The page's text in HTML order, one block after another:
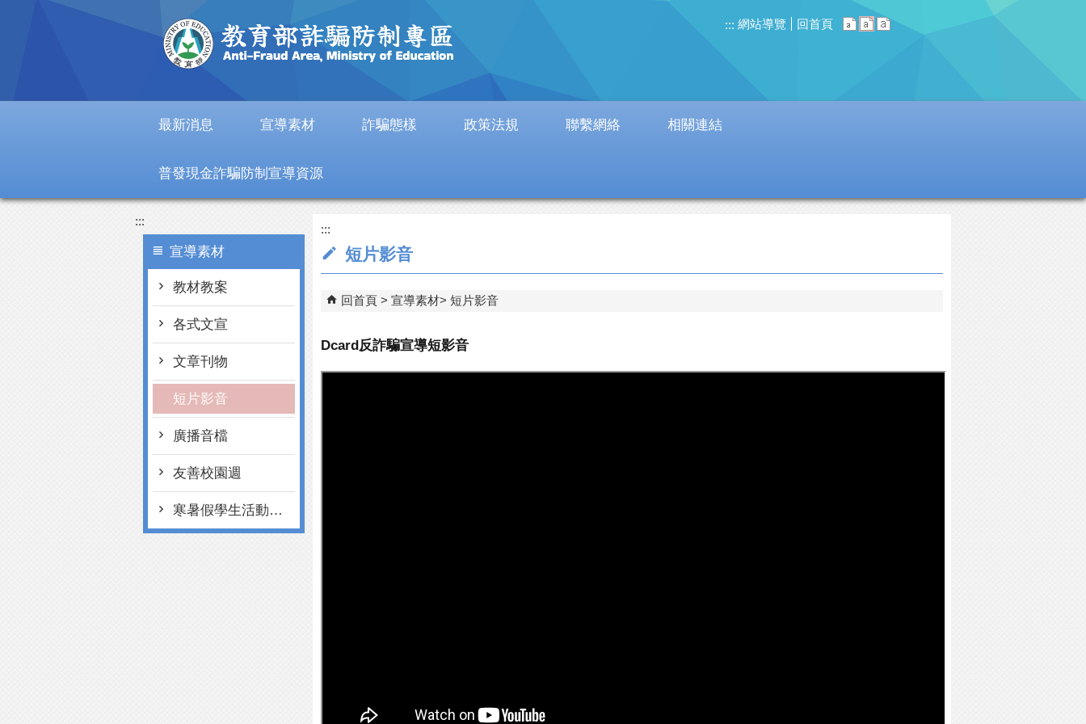
::: 網站導覽 回首頁
最新消息 宣導素材 詐騙態樣 政策法規 聯繫網絡 相關連結
普發現金詐騙防制宣導資源
:::
宣導素材
教材教案
各式文宣
文章刊物
短片影音
廣播音檔
友善校園週
寒暑假學生活動注意事項
:::
短片影音
回首頁 宣導素材 短片影音
Dcard反詐騙宣導短影音